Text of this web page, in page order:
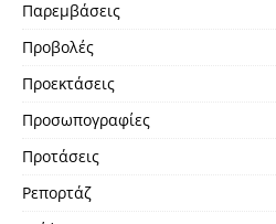
Παρεμβάσεις
Προβολές
Προεκτάσεις
Προσωπογραφίες
Προτάσεις
Ρεπορτάζ